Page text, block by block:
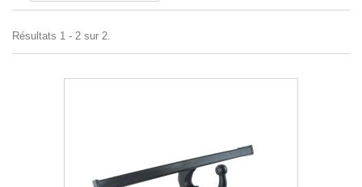
Résultats 1 - 2 sur 2.